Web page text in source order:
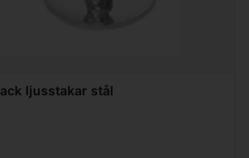
ljusstakar stål